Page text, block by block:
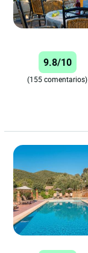
9.8/10
(155 comentarios)